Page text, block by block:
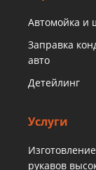
Автомойка и
Заправка
авто
Детейлинг
Услуги
рукавов